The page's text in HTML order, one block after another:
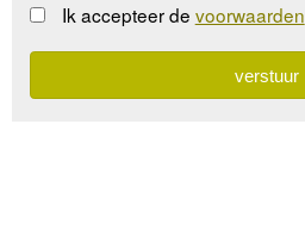
Ik accepteer de voorwaarden